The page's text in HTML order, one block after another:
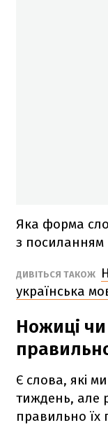
Яка форма
з посиланням
ДИВІТЬСЯ ТАКОЖ
українська
Ножиці
Є слова, які
тиждень, але
правильно їх